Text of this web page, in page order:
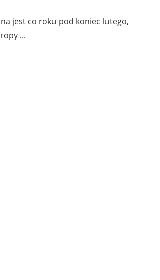
jest co roku pod koniec lutego,
...